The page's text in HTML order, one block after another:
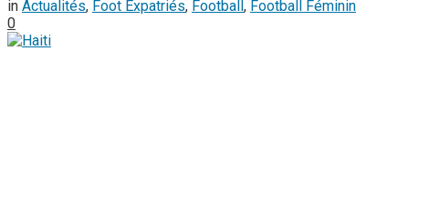
in Actualités, Foot Expatriés, Football, Football Féminin
0